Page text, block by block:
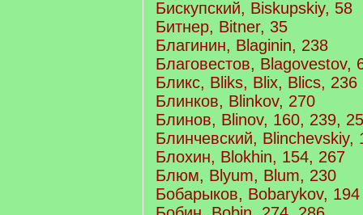
Бискупский, Biskupskiy, 58
Битнер, Bitner, 35
Благинин, Blaginin, 238
Благовестов, Blagovestov,
Бликс, Bliks, Blix, Blics, 236
Блинков, Blinkov, 270
Блинов, Blinov, 160, 239,
Блинчевский, Blinchevskiy,
Блохин, Blokhin, 154, 267
Блюм, Blyum, Blum, 230
Бобарыков, Bobarykov, 194